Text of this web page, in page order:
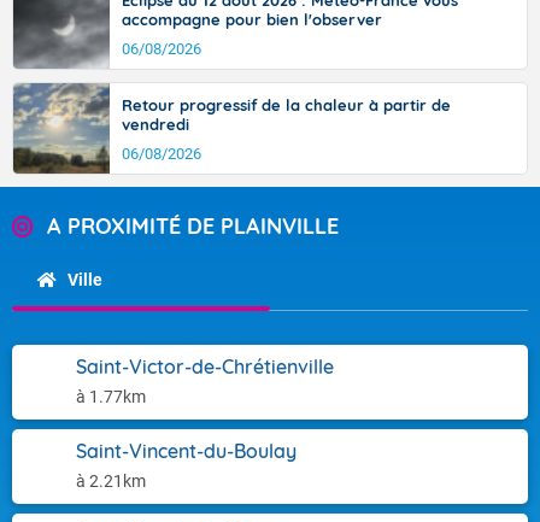
accompagne pour bien l'observer
06/08/2026
Retour progressif de la chaleur à partir de
vendredi
06/08/2026
A PROXIMITÉ DE PLAINVILLE
Ville
Saint-Victor-de-Chrétienville
à 1.77km
Saint-Vincent-du-Boulay
à 2.21km